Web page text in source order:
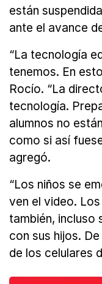
están
ante el avance
“La tecnología
tenemos. En
Rocío. “La
tecnología.
alumnos no
como si así
agregó.
“Los niños se
ven el video.
también, incluso
con sus hijos.
de los celulares